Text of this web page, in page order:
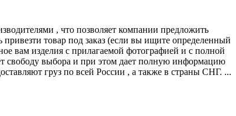
, что позволяет компании предложить
товар под заказ (если вы ищите определенный
вам изделия с прилагаемой фотографией и с полной
свободу выбора и при этом дает полную информацию
груз по всей России , а также в страны СНГ. ...